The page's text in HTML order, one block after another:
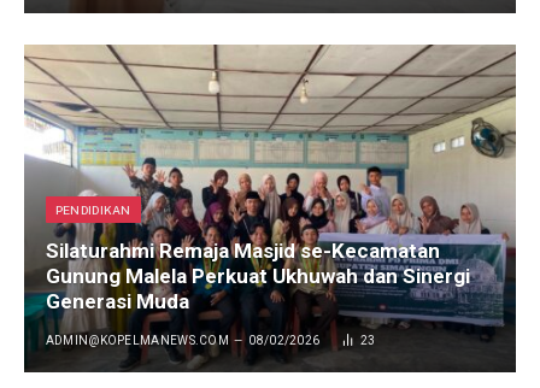
PENDIDIKAN
Silaturahmi Remaja Masjid se-Kecamatan
Gunung Malela Perkuat Ukhuwah dan Sinergi
Generasi Muda
ADMIN@KOPELMANEWS.COM 08/02/2026 23